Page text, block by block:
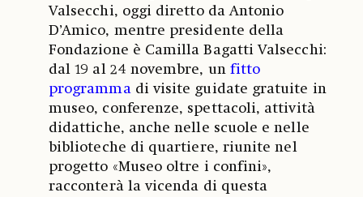
Valsecchi, oggi diretto da Antonio
D’Amico, mentre presidente della
Fondazione è Camilla Bagatti Valsecchi:
dal 19 al 24 novembre, un fitto
programmadi visite guidate gratuite in
museo, conferenze, spettacoli, attività
didattiche, anche nelle scuole e nelle
biblioteche di quartiere, riunite nel
progetto «Museo oltre i confini»,
racconterà la vicenda di questa